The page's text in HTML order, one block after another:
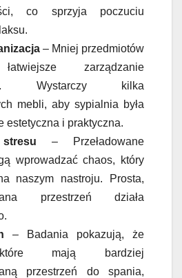
co sprzyja poczuciu
– Mniej przedmiotów
zarządzanie
Wystarczy kilka
mebli, aby sypialnia była
estetyczna i praktyczna.
– Przeładowane
wprowadzać chaos, który
naszym nastroju. Prosta,
przestrzeń działa
– Badania pokazują, że
mają bardziej
przestrzeń do spania,